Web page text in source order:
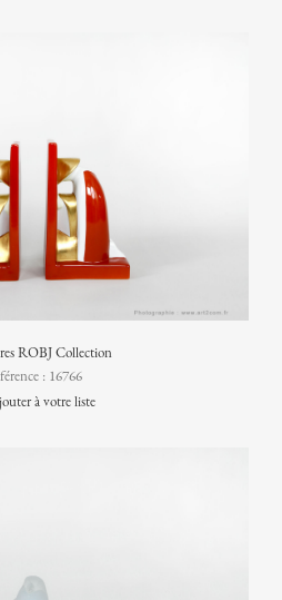
ROBJ Collection
: 16766
à votre liste